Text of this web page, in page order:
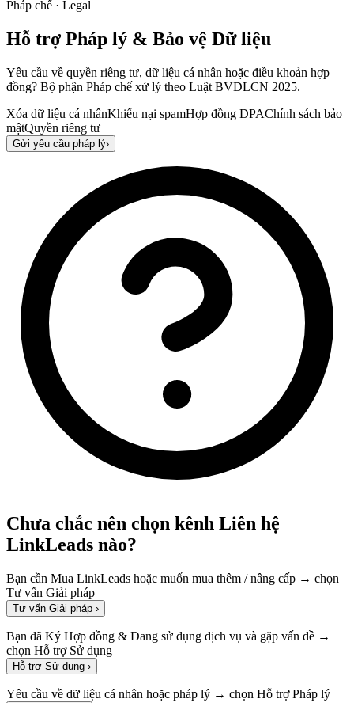
Pháp chế · Legal
Hỗ trợ Pháp lý & Bảo vệ Dữ liệu
Yêu cầu về quyền riêng tư, dữ liệu cá nhân hoặc điều khoản hợp
đồng? Bộ phận Pháp chế xử lý theo Luật BVDLCN 2025.
Xóa dữ liệu cá nhânKhiếu nại spamHợp đồng DPAChính sách bảo
mậtQuyền riêng tư
Gửi yêu cầu pháp lý›
Chưa chắc nên chọn kênh Liên hệ
LinkLeads nào?
Bạn cần Mua LinkLeads hoặc muốn mua thêm / nâng cấp → chọn
Tư vấn Giải pháp
Tư vấn Giải pháp ›
Bạn đã Ký Hợp đồng & Đang sử dụng dịch vụ và gặp vấn đề →
chọn Hỗ trợ Sử dụng
Hỗ trợ Sử dụng ›
Yêu cầu về dữ liệu cá nhân hoặc pháp lý → chọn Hỗ trợ Pháp lý